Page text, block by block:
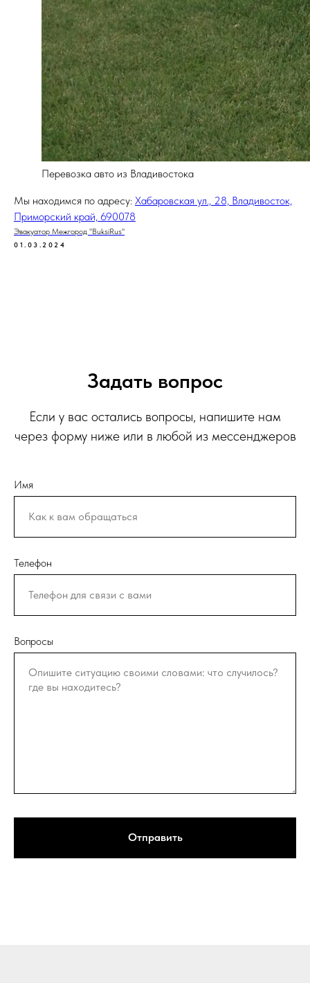
Перевозка авто из Владивостока
Мы находимся по адресу: Хабаровская ул., 28, Владивосток,
Приморский край, 690078
Эвакуатор Межгород "BuksiRus"
01.03.2024
Задать вопрос
Если у вас остались вопросы, напишите нам
через форму ниже или в любой из мессенджеров
Имя
Телефон
Вопросы
Отправить